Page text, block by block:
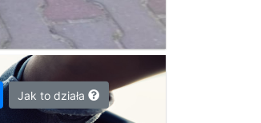
Jak to działa